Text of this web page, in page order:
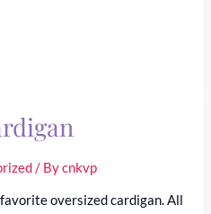
/ Bycnkvp
oversized cardigan. All